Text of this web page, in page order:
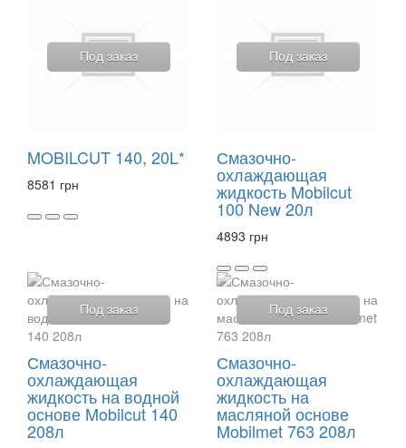
Под заказ
MOBILCUT 140, 20L*
8581 грн
Под заказ
Смазочно-
охлаждающая
жидкость Mobilcut
100 New 20л
4893 грн
Под заказ
Смазочно-
охлаждающая
жидкость на водной
основе Mobilcut 140
208л
Под заказ
Смазочно-
охлаждающая
жидкость на
масляной основе
Mobilmet 763 208л